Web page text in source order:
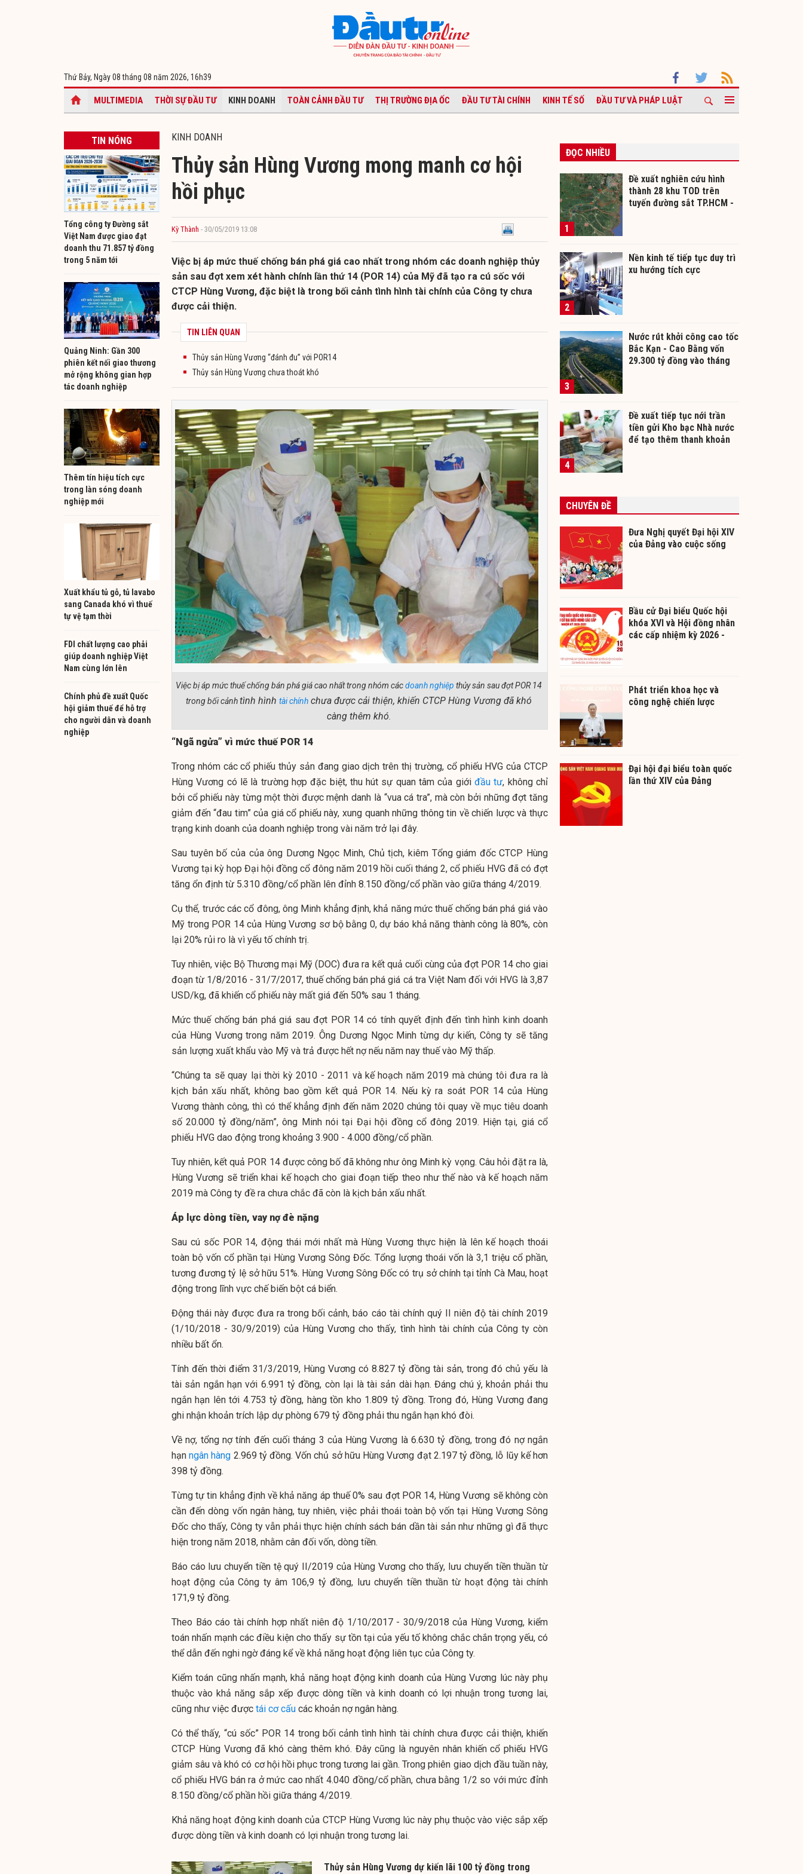
Thứ Bảy, Ngày 08 tháng 08 năm 2026, 16h39
MULTIMEDIA THỜI SỰ ĐẦU TƯ KINH DOANH TOÀN CẢNH ĐẦU TƯ THỊ TRƯỜNG ĐỊA ỐC ĐẦU TƯ TÀI CHÍNH KINH TẾ SỐ ĐẦU TƯ VÀ PHÁP LUẬT
TIN NÓNG
Tổng công ty Đường sắt
Việt Nam được giao đạt
doanh thu 71.857 tỷ đồng
trong 5 năm tới
Quảng Ninh: Gần 300
phiên kết nối giao thương
mở rộng không gian hợp
tác doanh nghiệp
Thêm tín hiệu tích cực
trong làn sóng doanh
nghiệp mới
Xuất khẩu tủ gỗ, tủ lavabo
sang Canada khó vì thuế
tự vệ tạm thời
FDI chất lượng cao phải
giúp doanh nghiệp Việt
Nam cùng lớn lên
Chính phủ đề xuất Quốc
hội giảm thuế để hỗ trợ
cho người dân và doanh
nghiệp
KINH DOANH
Thủy sản Hùng Vương mong manh cơ hội
hồi phục
Kỳ Thành - 30/05/2019 13:08
Việc bị áp mức thuế chống bán phá giá cao nhất trong nhóm các doanh nghiệp thủy
sản sau đợt xem xét hành chính lần thứ 14 (POR 14) của Mỹ đã tạo ra cú sốc với
CTCP Hùng Vương, đặc biệt là trong bối cảnh tình hình tài chính của Công ty chưa
được cải thiện.
TIN LIÊN QUAN
Thủy sản Hùng Vương “đánh đu” với POR14
Thủy sản Hùng Vương chưa thoát khó
Việc bị áp mức thuế chống bán phá giá cao nhất trong nhóm cácdoanh nghiệp thủy sản sau đợt POR 14
trong bối cảnhtình hình tài chính chưa được cải thiện, khiến CTCP Hùng Vương đã khó
càng thêm khó
“Ngã ngửa” vì mức thuế POR 14
Trong nhóm các cổ phiếu thủy sản đang giao dịch trên thị trường, cổ phiếu HVG của CTCP
Hùng Vương có lẽ là trường hợp đặc biệt, thu hút sự quan tâm của giớiđầu tư, không chỉ
bởi cổ phiếu này từng một thời được mệnh danh là “vua cá tra”, mà còn bởi những đợt tăng
giảm đến “đau tim” của giá cổ phiếu này, xung quanh những thông tin về chiến lược và thực
trạng kinh doanh của doanh nghiệp trong vài năm trở lại đây.
Sau tuyên bố của của ông Dương Ngọc Minh, Chủ tịch, kiêm Tổng giám đốc CTCP Hùng
Vương tại kỳ họp Đại hội đồng cổ đông năm 2019 hồi cuối tháng 2, cổ phiếu HVG đã có đợt
tăng ổn định từ 5.310 đồng/cổ phần lên đỉnh 8.150 đồng/cổ phần vào giữa tháng 4/2019.
Cụ thể, trước các cổ đông, ông Minh khẳng định, khả năng mức thuế chống bán phá giá vào
Mỹ trong POR 14 của Hùng Vương sơ bộ bằng 0, dự báo khả năng thành công là 80%, còn
lại 20% rủi ro là vì yếu tố chính trị.
Tuy nhiên, việc Bộ Thương mại Mỹ (DOC) đưa ra kết quả cuối cùng của đợt POR 14 cho giai
đoạn từ 1/8/2016 - 31/7/2017, thuế chống bán phá giá cá tra Việt Nam đối với HVG là 3,87
USD/kg, đã khiến cổ phiếu này mất giá đến 50% sau 1 tháng.
Mức thuế chống bán phá giá sau đợt POR 14 có tính quyết định đến tình hình kinh doanh
của Hùng Vương trong năm 2019. Ông Dương Ngọc Minh từng dự kiến, Công ty sẽ tăng
sản lượng xuất khẩu vào Mỹ và trả được hết nợ nếu năm nay thuế vào Mỹ thấp.
“Chúng ta sẽ quay lại thời kỳ 2010 - 2011 và kế hoạch năm 2019 mà chúng tôi đưa ra là
kịch bản xấu nhất, không bao gồm kết quả POR 14. Nếu kỳ ra soát POR 14 của Hùng
Vương thành công, thì có thể khẳng định đến năm 2020 chúng tôi quay về mục tiêu doanh
số 20.000 tỷ đồng/năm”, ông Minh nói tại Đại hội đồng cổ đông 2019. Hiện tại, giá cổ
phiếu HVG dao động trong khoảng 3.900 - 4.000 đồng/cổ phần.
Tuy nhiên, kết quả POR 14 được công bố đã không như ông Minh kỳ vọng. Câu hỏi đặt ra là,
Hùng Vương sẽ triển khai kế hoạch cho giai đoạn tiếp theo như thế nào và kế hoạch năm
2019 mà Công ty đề ra chưa chắc đã còn là kịch bản xấu nhất.
Áp lực dòng tiền, vay nợ đè nặng
Sau cú sốc POR 14, động thái mới nhất mà Hùng Vương thực hiện là lên kế hoạch thoái
toàn bộ vốn cổ phần tại Hùng Vương Sông Đốc. Tổng lượng thoái vốn là 3,1 triệu cổ phần,
tương đương tỷ lệ sở hữu 51%. Hùng Vương Sông Đốc có trụ sở chính tại tỉnh Cà Mau, hoạt
động trong lĩnh vực chế biến bột cá biển.
Động thái này được đưa ra trong bối cảnh, báo cáo tài chính quý II niên độ tài chính 2019
(1/10/2018 - 30/9/2019) của Hùng Vương cho thấy, tình hình tài chính của Công ty còn
nhiều bất ổn.
Tính đến thời điểm 31/3/2019, Hùng Vương có 8.827 tỷ đồng tài sản, trong đó chủ yếu là
tài sản ngắn hạn với 6.991 tỷ đồng, còn lại là tài sản dài hạn. Đáng chú ý, khoản phải thu
ngắn hạn lên tới 4.753 tỷ đồng, hàng tồn kho 1.809 tỷ đồng. Trong đó, Hùng Vương đang
ghi nhận khoản trích lập dự phòng 679 tỷ đồng phải thu ngắn hạn khó đòi.
Về nợ, tổng nợ tính đến cuối tháng 3 của Hùng Vương là 6.630 tỷ đồng, trong đó nợ ngắn
hạnngân hàng 2.969 tỷ đồng. Vốn chủ sở hữu Hùng Vương đạt 2.197 tỷ đồng, lỗ lũy kế hơn
398 tỷ đồng.
Từng tự tin khẳng định về khả năng áp thuế 0% sau đợt POR 14, Hùng Vương sẽ không còn
cần đến dòng vốn ngân hàng, tuy nhiên, việc phải thoái toàn bộ vốn tại Hùng Vương Sông
Đốc cho thấy, Công ty vẫn phải thực hiện chính sách bán dần tài sản như những gì đã thực
hiện trong năm 2018, nhằm cân đối vốn, dòng tiền.
Báo cáo lưu chuyển tiền tệ quý II/2019 của Hùng Vương cho thấy, lưu chuyển tiền thuần từ
hoạt động của Công ty âm 106,9 tỷ đồng, lưu chuyển tiền thuần từ hoạt động tài chính
171,9 tỷ đồng.
Theo Báo cáo tài chính hợp nhất niên độ 1/10/2017 - 30/9/2018 của Hùng Vương, kiểm
toán nhấn mạnh các điều kiện cho thấy sự tồn tại của yếu tố không chắc chắn trọng yếu, có
thể dẫn đến nghi ngờ đáng kể về khả năng hoạt động liên tục của Công ty.
Kiểm toán cũng nhấn mạnh, khả năng hoạt động kinh doanh của Hùng Vương lúc này phụ
thuộc vào khả năng sắp xếp được dòng tiền và kinh doanh có lợi nhuận trong tương lai,
cũng như việc được tái cơ cấu các khoản nợ ngân hàng.
Có thể thấy, “cú sốc” POR 14 trong bối cảnh tình hình tài chính chưa được cải thiện, khiến
CTCP Hùng Vương đã khó càng thêm khó. Đây cũng là nguyên nhân khiến cổ phiếu HVG
giảm sâu và khó có cơ hội hồi phục trong tương lai gần. Trong phiên giao dịch đầu tuần này,
cổ phiếu HVG bán ra ở mức cao nhất 4.040 đồng/cổ phần, chưa bằng 1/2 so với mức đỉnh
8.150 đồng/cổ phần hồi giữa tháng 4/2019.
Khả năng hoạt động kinh doanh của CTCP Hùng Vương lúc này phụ thuộc vào việc sắp xếp
được dòng tiền và kinh doanh có lợi nhuận trong tương lai.
Thủy sản Hùng Vương dự kiến lãi 100 tỷ đồng trong
ĐỌC NHIỀU
1
Đề xuất nghiên cứu hình
thành 28 khu TOD trên
tuyến đường sắt TP.HCM -
2
Nền kinh tế tiếp tục duy trì
xu hướng tích cực
3
Nước rút khởi công cao tốc
Bắc Kạn - Cao Bằng vốn
29.300 tỷ đồng vào tháng
4
Đề xuất tiếp tục nới trần
tiền gửi Kho bạc Nhà nước
để tạo thêm thanh khoản
CHUYÊN ĐỀ
Đưa Nghị quyết Đại hội XIV
của Đảng vào cuộc sống
Bầu cử Đại biểu Quốc hội
khóa XVI và Hội đồng nhân
các cấp nhiệm kỳ 2026 -
Phát triển khoa học và
công nghệ chiến lược
Đại hội đại biểu toàn quốc
lần thứ XIV của Đảng